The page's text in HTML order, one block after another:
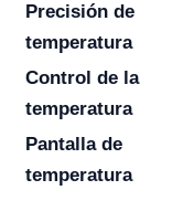
Precisión de
temperatura
Control de la
temperatura
Pantalla de
temperatura